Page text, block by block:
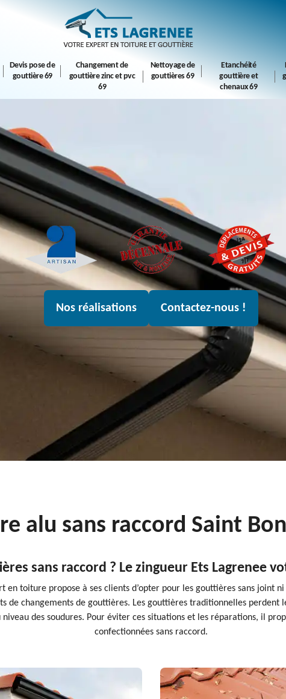
Devis pose de
gouttière 69
Changement de
gouttière zinc et pvc
69
Nettoyage de
gouttières 69
Etanchéité
gouttière et
chenaux 69
Nos réalisations Contactez-nous !
alu sans raccord Saint
sans raccord ? Le zingueur Ets Lagrenee
en toiture propose à ses clients d’opter pour les gouttières sans joint
de changements de gouttières. Les gouttières traditionnelles perdent
des soudures. Pour éviter ces situations et les réparations, il
confectionnées sans raccord.